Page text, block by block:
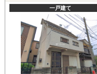
一戸建て